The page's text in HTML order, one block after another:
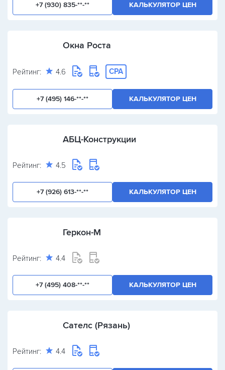
+7 (930) 835-**-** КАЛЬКУЛЯТОР ЦЕН
Окна Роста
Рейтинг: 4.6 CPA
+7 (495) 146-**-** КАЛЬКУЛЯТОР ЦЕН
АБЦ-Конструкции
Рейтинг: 4.5
+7 (926) 613-**-** КАЛЬКУЛЯТОР ЦЕН
Геркон-М
Рейтинг: 4.4
+7 (495) 408-**-** КАЛЬКУЛЯТОР ЦЕН
Сателс (Рязань)
Рейтинг: 4.4